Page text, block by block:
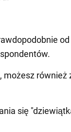
od
możesz również
się